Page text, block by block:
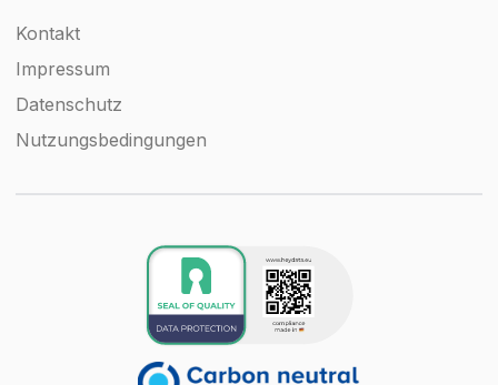
Kontakt
Impressum
Datenschutz
Nutzungsbedingungen